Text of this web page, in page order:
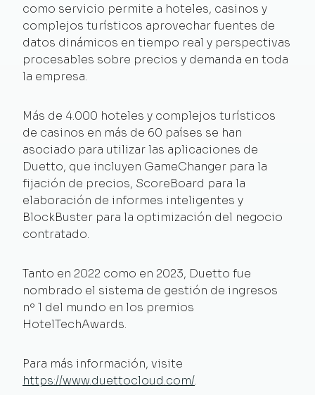
como servicio permite a hoteles, casinos y
complejos turísticos aprovechar fuentes de
datos dinámicos en tiempo real y perspectivas
procesables sobre precios y demanda en toda
la empresa.
Más de 4.000 hoteles y complejos turísticos
de casinos en más de 60 países se han
asociado para utilizar las aplicaciones de
Duetto, que incluyen GameChanger para la
fijación de precios, ScoreBoard para la
elaboración de informes inteligentes y
BlockBuster para la optimización del negocio
contratado.
Tanto en 2022 como en 2023, Duetto fue
nombrado el sistema de gestión de ingresos
nº 1 del mundo en los premios
HotelTechAwards.
Para más información, visite
https://www.duettocloud.com/.